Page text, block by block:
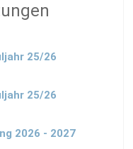
25/26
25/26
2026 - 2027